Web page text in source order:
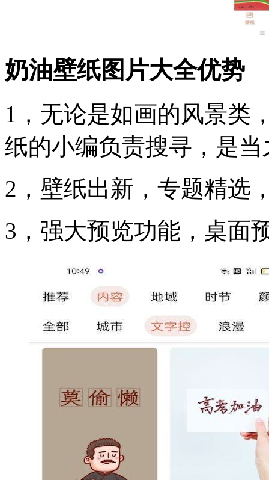
奶油壁纸图片大全优势
1，无论是如画的风景类
纸的小编负责搜寻，是
2，壁纸出新，专题精选
3，强大预览功能，桌面